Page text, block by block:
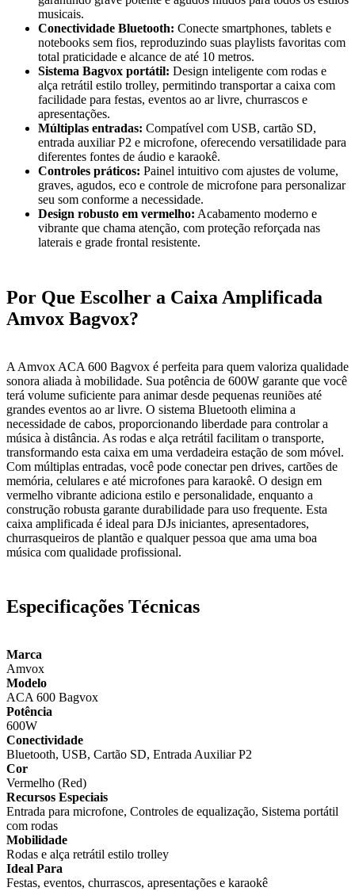
musicais.
Conectividade Bluetooth: Conecte smartphones, tablets e
notebooks sem fios, reproduzindo suas playlists favoritas com
total praticidade e alcance de até 10 metros.
Sistema Bagvox portátil: Design inteligente com rodas e
alça retrátil estilo trolley, permitindo transportar a caixa com
facilidade para festas, eventos ao ar livre, churrascos e
apresentações.
Múltiplas entradas: Compatível com USB, cartão SD,
entrada auxiliar P2 e microfone, oferecendo versatilidade para
diferentes fontes de áudio e karaokê.
Controles práticos: Painel intuitivo com ajustes de volume,
graves, agudos, eco e controle de microfone para personalizar
seu som conforme a necessidade.
Design robusto em vermelho: Acabamento moderno e
vibrante que chama atenção, com proteção reforçada nas
laterais e grade frontal resistente.
Por Que Escolher a Caixa Amplificada
Amvox Bagvox?
A Amvox ACA 600 Bagvox é perfeita para quem valoriza qualidade
sonora aliada à mobilidade. Sua potência de 600W garante que você
terá volume suficiente para animar desde pequenas reuniões até
grandes eventos ao ar livre. O sistema Bluetooth elimina a
necessidade de cabos, proporcionando liberdade para controlar a
música à distância. As rodas e alça retrátil facilitam o transporte,
transformando esta caixa em uma verdadeira estação de som móvel.
Com múltiplas entradas, você pode conectar pen drives, cartões de
memória, celulares e até microfones para karaokê. O design em
vermelho vibrante adiciona estilo e personalidade, enquanto a
construção robusta garante durabilidade para uso frequente. Esta
caixa amplificada é ideal para DJs iniciantes, apresentadores,
churrasqueiros de plantão e qualquer pessoa que ama uma boa
música com qualidade profissional.
Especificações Técnicas
Marca
Amvox
Modelo
ACA 600 Bagvox
Potência
600W
Conectividade
Bluetooth, USB, Cartão SD, Entrada Auxiliar P2
Cor
Vermelho (Red)
Recursos Especiais
Entrada para microfone, Controles de equalização, Sistema portátil
com rodas
Mobilidade
Rodas e alça retrátil estilo trolley
Ideal Para
Festas, eventos, churrascos, apresentações e karaokê